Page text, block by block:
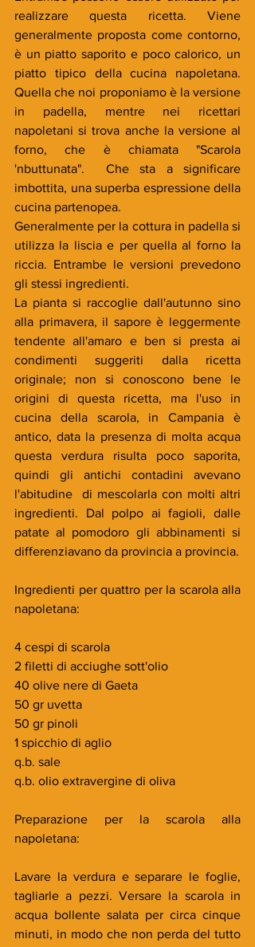
realizzare questa ricetta. Viene
generalmente proposta come contorno,
è un piatto saporito e poco calorico, un
piatto tipico della cucina napoletana.
Quella che noi proponiamo è la versione
in padella, mentre nei ricettari
napoletani si trova anche la versione al
forno, che è chiamata "Scarola
'nbuttunata".  Che sta a significare
imbottita, una superba espressione della
cucina partenopea.
Generalmente per la cottura in padella si
utilizza la liscia e per quella al forno la
riccia. Entrambe le versioni prevedono
gli stessi ingredienti.
La pianta si raccoglie dall'autunno sino
alla primavera, il sapore è leggermente
tendente all'amaro e ben si presta ai
condimenti suggeriti dalla ricetta
originale; non si conoscono bene le
origini di questa ricetta, ma l'uso in
cucina della scarola, in Campania è
antico, data la presenza di molta acqua
questa verdura risulta poco saporita,
quindi gli antichi contadini avevano
l'abitudine  di mescolarla con molti altri
ingredienti. Dal polpo ai fagioli, dalle
patate al pomodoro gli abbinamenti si
Ingredienti per quattro per la scarola alla
napoletana:
4 cespi di scarola
2 filetti di acciughe sott'olio
40 olive nere di Gaeta
50 gr uvetta
50 gr pinoli
1 spicchio di aglio
q.b. sale
q.b. olio extravergine di oliva
Preparazione per la scarola alla
napoletana:
Lavare la verdura e separare le foglie,
tagliarle a pezzi. Versare la scarola in
acqua bollente salata per circa cinque
minuti, in modo che non perda del tutto